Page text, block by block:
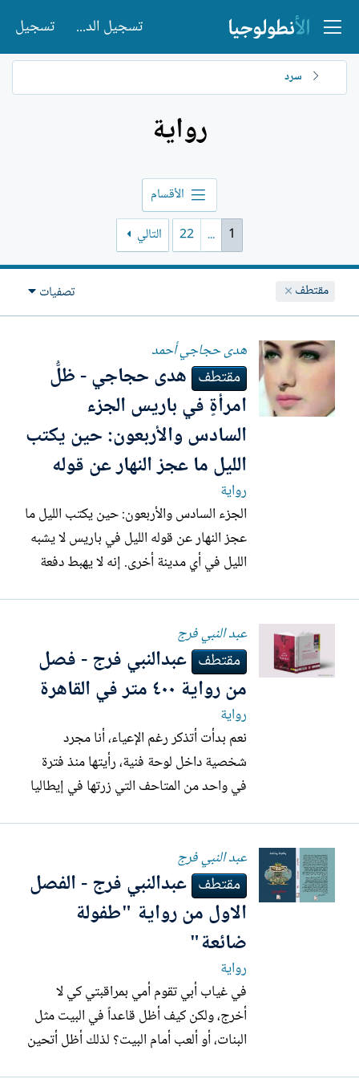
تسجيل الدخول تسجيل
سرد
رواية
الأقسام
1
...
22 التالي
مقتطف تصفيات
ھدى حجاجي أحمد
مقتطف هدى حجاجي - ظلُّ
امرأةٍ في باريس الجزء
السادس والأربعون: حين يكتب
الليل ما عجز النهار عن قوله
رواية
الجزء السادس والأربعون: حين يكتب الليل ما
عجز النهار عن قوله الليل في باريس لا يشبه
الليل في أي مدينة أخرى. إنه لا يهبط دفعة
السين، فأشعر أن النهر يكتب هو الآخر
مذكراته. الماء لا ينسى. كل موجة تحمل وجهًا
مرّ من هنا،...
عبد النبي فرج
مقتطف عبدالنبي فرج - فصل
من رواية ٤٠٠ متر في القاهرة
رواية
نعم بدأت أتذكر رغم الإعياء، أنا مجرد
شخصية داخل لوحة فنية، رأيتها منذ فترة
في واحد من المتاحف التي زرتها في إيطاليا
المسرات الدنيوية": مغروساً داخل الجزء
الأوسط حيث الجحيم مجسدا، هناك غربة
أعيشها وأنا على الحافة كيف وصلت...
عبد النبي فرج
مقتطف عبدالنبي فرج - الفصل
الاول من رواية "طفولة
ضائعة"
رواية
في غياب أبي تقوم أمي بمراقبتي كي لا
أخرج، ولكن كيف أظل قاعداً في البيت مثل
البنات، أو ألعب أمام البيت؟ لذلك أظل أتحين